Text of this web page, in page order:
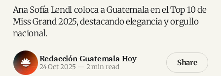
Ana Sofía Lendl coloca a Guatemala en el Top 10 de
Miss Grand 2025, destacando elegancia y orgullo
nacional.
Redacción Guatemala Hoy
24 Oct 2025 — 2 min read Share